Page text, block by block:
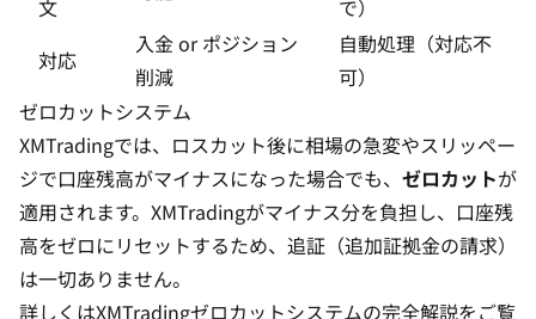
文
で）
対応
入金 or ポジション
削減
自動処理（対応不
可）
ゼロカットシステム
XMTradingでは、ロスカット後に相場の急変やスリッペー
ジで口座残高がマイナスになった場合でも、 ゼロカットが
適用されます。XMTradingがマイナス分を負担し、口座残
高をゼロにリセットするため、追証（追加証拠金の請求）
は一切ありません。
詳しくはXMTradingゼロカットシステムの完全解説をご覧